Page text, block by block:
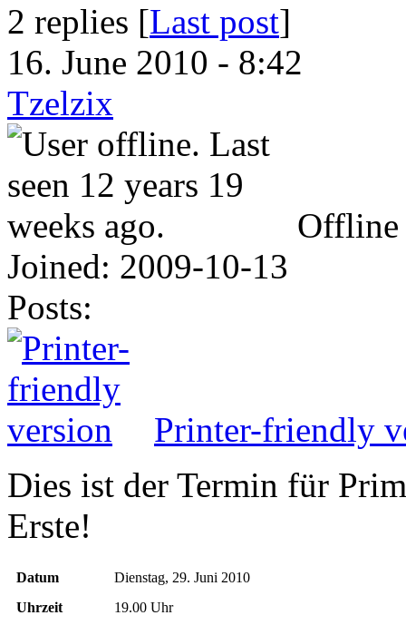
2 replies [Last post]
16. June 2010 - 8:42
Tzelzix
Offline
Joined: 2009-10-13
Posts:
Printer-friendly
Dies ist der Termin für
Erste!
Datum
Dienstag, 29. Juni 2010
Uhrzeit
19.00 Uhr